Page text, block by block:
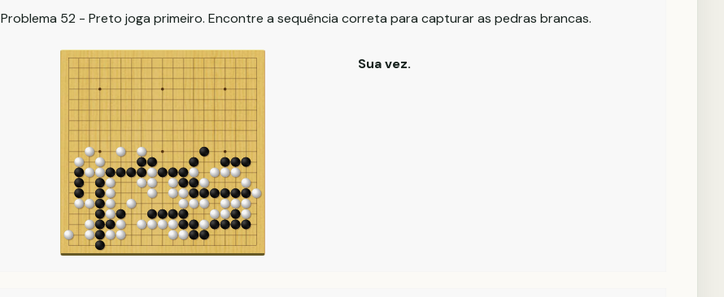
Problema 52 - Preto joga primeiro. Encontre a sequência correta para capturar as pedras brancas.
Sua vez.